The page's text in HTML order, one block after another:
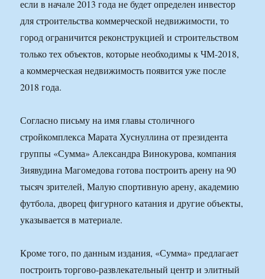
если в начале 2013 года не будет определен инвестор
для строительства коммерческой недвижимости, то
город ограничится реконструкцией и строительством
только тех объектов, которые необходимы к ЧМ-2018,
а коммерческая недвижимость появится уже после
2018 года.
Согласно письму на имя главы столичного
стройкомплекса Марата Хуснуллина от президента
группы «Сумма» Александра Винокурова, компания
Зиявудина Магомедова готова построить арену на 90
тысяч зрителей, Малую спортивную арену, академию
футбола, дворец фигурного катания и другие объекты,
указывается в материале.
Кроме того, по данным издания, «Сумма» предлагает
построить торгово-развлекательный центр и элитный